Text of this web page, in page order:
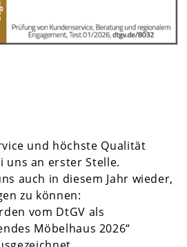
und höchste Qualität
uns an erster Stelle.
auch in diesem Jahr wieder,
zu können:
vom DtGV als
Möbelhaus 2026“